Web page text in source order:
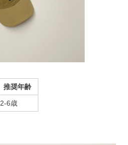
推奨年齢
2-6歳